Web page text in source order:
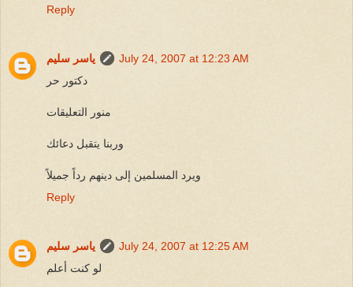
Reply
ياسر سليم
July 24, 2007 at 12:23 AM
دكتور حر
منور التعليقات
وربنا يتقبل دعائك
ويرد المسلمين إلى دينهم رداً جميلاً
Reply
ياسر سليم
July 24, 2007 at 12:25 AM
لو كنت أعلم